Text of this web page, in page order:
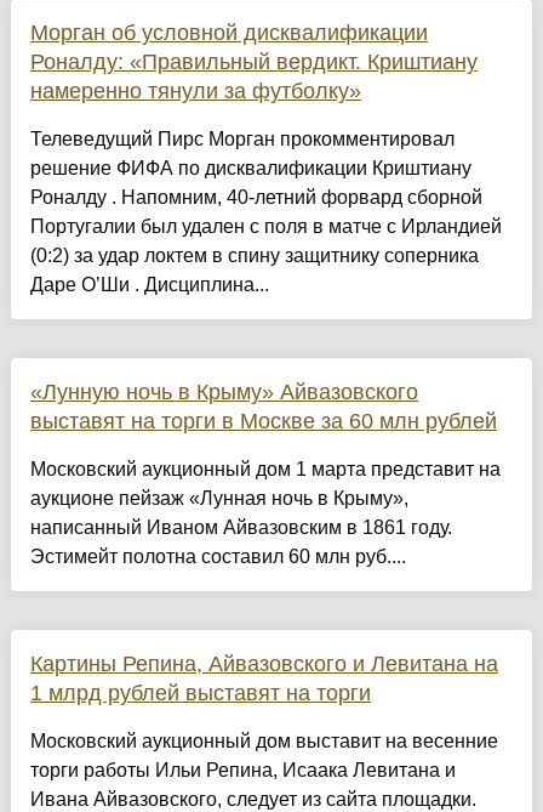
Морган об условной дисквалификации
Роналду: «Правильный вердикт. Криштиану
намеренно тянули за футболку»
Телеведущий Пирс Морган прокомментировал
решение ФИФА по дисквалификации Криштиану
Роналду . Напомним, 40-летний форвард сборной
Португалии был удален с поля в матче с Ирландией
(0:2) за удар локтем в спину защитнику соперника
Даре О’Ши . Дисциплина...
«Лунную ночь в Крыму» Айвазовского
выставят на торги в Москве за 60 млн рублей
Московский аукционный дом 1 марта представит на
аукционе пейзаж «Лунная ночь в Крыму»,
написанный Иваном Айвазовским в 1861 году.
Эстимейт полотна составил 60 млн руб....
Картины Репина, Айвазовского и Левитана на
1 млрд рублей выставят на торги
Московский аукционный дом выставит на весенние
торги работы Ильи Репина, Исаака Левитана и
Ивана Айвазовского, следует из сайта площадки.